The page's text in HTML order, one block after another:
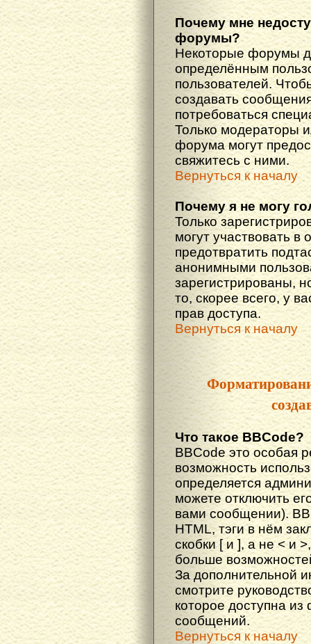
Почему мне
форумы?
Некоторые форумы
определённым
пользователей.
создавать
потребоваться
Только модераторы
форума могут
свяжитесь с ними.
Вернуться к началу
Почему я не могу
Только
могут участвовать в
предотвратить
анонимными
зарегистрированы,
то, скорее всего, у
прав доступа.
Вернуться к началу
Что такое BBCode?
BBCode это особая
возможность
определяется
можете отключить
вами сообщении).
HTML, тэги в нём
скобки [ и ], а не < и
больше
За дополнительной
смотрите
которое доступна
сообщений.
Вернуться к началу